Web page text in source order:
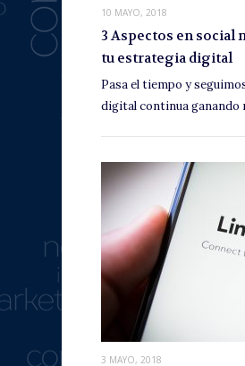
10 MAYO, 2018
3 Aspectos en social
tu estrategia digital
Pasa el tiempo y
digital continua ganando
3 MAYO, 2018